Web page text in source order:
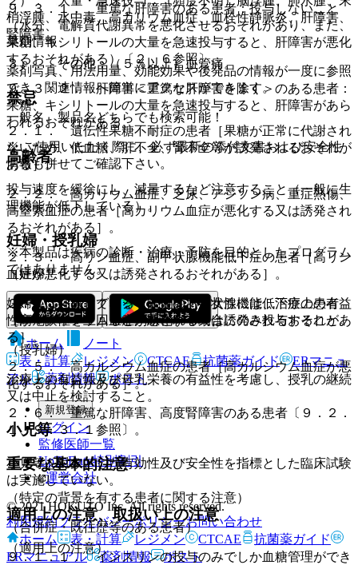
９．３．１． 重篤な肝障害のある患者：投与しないこと
（水分、電解質代謝異常を悪化させるおそれがあり、また、
果糖、キシリトールの大量を急速投与すると、肝障害が悪化
するおそれがある）〔２．６参照〕。
９．３．２． 肝障害＜重篤な肝障害を除く＞のある患者：
果糖、キシリトールの大量を急速投与すると、肝障害があら
われるおそれがある。
高齢者
投与速度を緩徐にし、減量するなど注意すること（一般に生
理機能が低下している）。
妊婦・授乳婦
（妊婦）
妊婦又は妊娠している可能性のある女性には、治療上の有益
性が危険性を上回ると判断される場合にのみ投与すること。
（授乳婦）
治療上の有益性及び母乳栄養の有益性を考慮し、授乳の継続
又は中止を検討すること。
小児等
小児等を対象とした有効性及び安全性を指標とした臨床試験
は実施していない。
適用上の注意、取扱い上の注意
（適用上の注意）
梢浮腫、水中毒、高カリウム血症、血栓性静脈炎、肝障害、
腎障害。
３）． その他：（５％以上）血管痛。
禁忌
２．１． 遺伝性果糖不耐症の患者［果糖が正常に代謝され
ないため、低血糖、肝不全、腎不全等が誘発されるおそれが
ある］。
２．２． 高カリウム血症、乏尿、アジソン病、重症熱傷、
高窒素血症の患者［高カリウム血症が悪化する又は誘発され
るおそれがある］。
２．３． 高リン血症、副甲状腺機能低下症の患者［高リン
血症が悪化する又は誘発されるおそれがある］。
２．４． 高マグネシウム血症、甲状腺機能低下症の患者
［高マグネシウム血症が悪化する又は誘発されるおそれがあ
る］。
２．５． 高カルシウム血症の患者［高カルシウム血症が悪
化するおそれがある］。
２．６． 重篤な肝障害、高度腎障害のある患者〔９．２．
１、９．３．１参照〕。
重要な基本的注意
（特定の背景を有する患者に関する注意）
（合併症・既往歴等のある患者）
９．１．１． インスリンの投与のみでしか血糖管理ができ
薬剤情報
薬剤写真、用法用量、効能効果や後発品の情報が一度に参照
でき、関連情報へ簡単にアクセスができます。
一般名、製品名どちらでも検索可能！
※ ご使用いただく際に、必ず最新の添付文書および安全性
情報も併せてご確認下さい。
※本製品は疾病の診断・治療・予防を目的としたプログラム
ではありません。
ホーム
ノート
表・計算
レジメン CTCAE 抗菌薬ガイド
ERマニュ
アル
薬剤情報 ポスト
新規登録
ログイン
監修医師一覧
UpToDate特別割引
運営会社
© 2021 HOKUTO Inc. All rights reserved.
利用規約プライバシーポリシーお問い合わせ
ホーム
表・計算 レジメン CTCAE
抗菌薬ガイド
ERマニュアル
薬剤情報 ポスト